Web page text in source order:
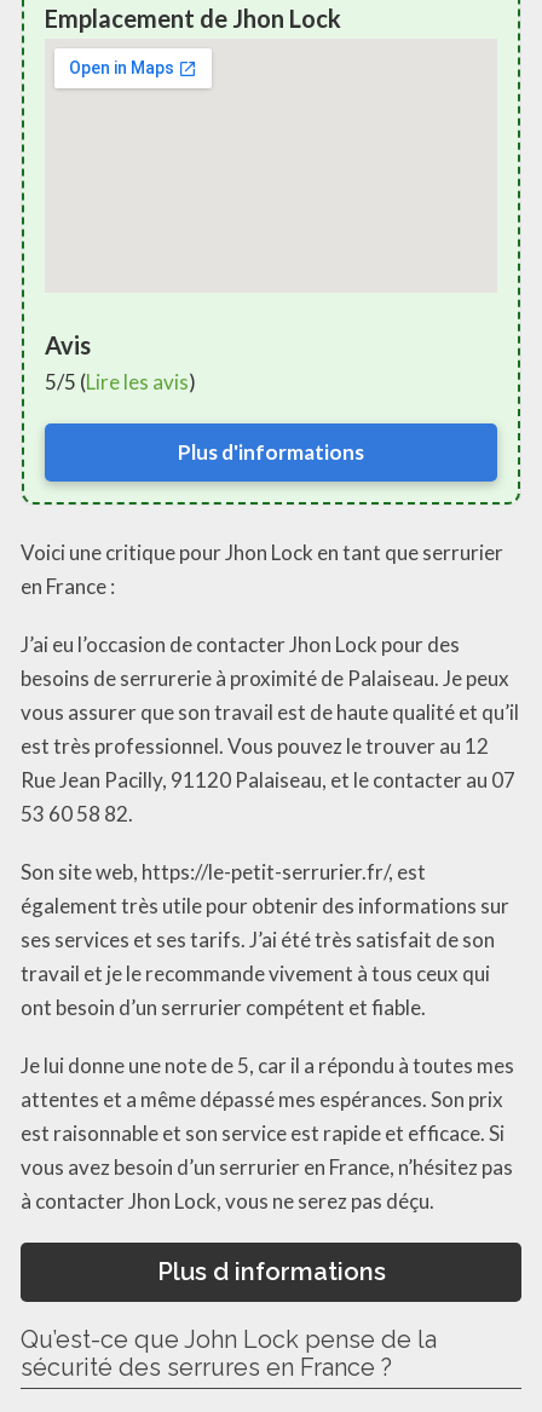
Emplacement de Jhon Lock
Avis
5/5 (Lire les avis)
Plus d'informations
Voici une critique pour Jhon Lock en tant que serrurier
en France :
J’ai eu l’occasion de contacter Jhon Lock pour des
besoins de serrurerie à proximité de Palaiseau. Je peux
vous assurer que son travail est de haute qualité et qu’il
est très professionnel. Vous pouvez le trouver au 12
Rue Jean Pacilly, 91120 Palaiseau, et le contacter au 07
53 60 58 82.
Son site web, https://le-petit-serrurier.fr/, est
également très utile pour obtenir des informations sur
ses services et ses tarifs. J’ai été très satisfait de son
travail et je le recommande vivement à tous ceux qui
ont besoin d’un serrurier compétent et fiable.
Je lui donne une note de 5, car il a répondu à toutes mes
attentes et a même dépassé mes espérances. Son prix
est raisonnable et son service est rapide et efficace. Si
vous avez besoin d’un serrurier en France, n’hésitez pas
à contacter Jhon Lock, vous ne serez pas déçu.
Plus d informations
Qu’est-ce que John Lock pense de la
sécurité des serrures en France ?